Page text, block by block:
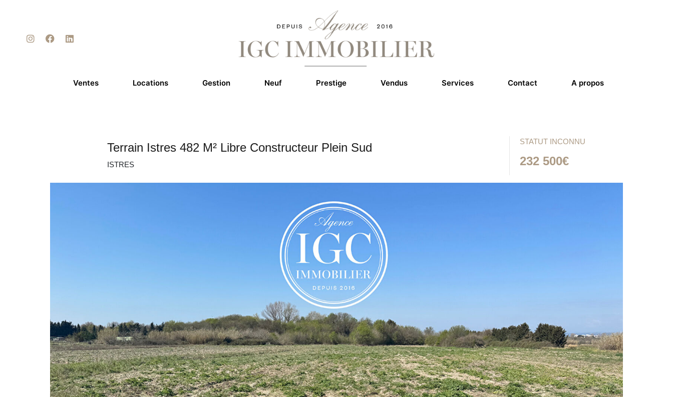
Ventes Locations Gestion Neuf Prestige Vendus Services Contact A propos
Terrain Istres 482 M² Libre Constructeur Plein Sud
ISTRES
STATUT INCONNU
232 500€